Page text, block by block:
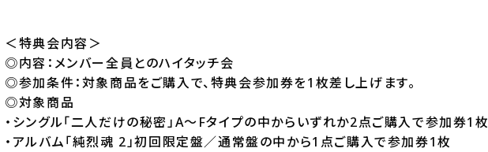
＜特典会内容＞
◎内容：メンバー全員とのハイタッチ会
◎参加条件：対象商品をご購入で、特典会参加券を1枚差し上げます。
◎対象商品
・シングル「二人だけの秘密」A～Fタイプの中からいずれか2点ご購入で参加券1枚
・アルバム「純烈魂 2」初回限定盤／通常盤の中から1点ご購入で参加券1枚